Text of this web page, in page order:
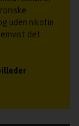
uden nikotin
det